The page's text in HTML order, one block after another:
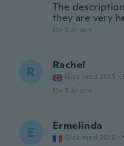
The
they are very
för 5 år sen
R Rachel
Gick med 2015 ·
för 5 år sen
E Ermelinda
Gick med 2018 ·